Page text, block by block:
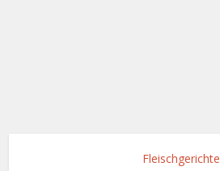
Fleischgerichte